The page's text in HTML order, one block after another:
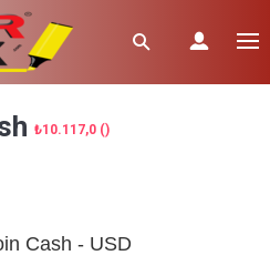
₺10.117,0 ()
Cash - USD